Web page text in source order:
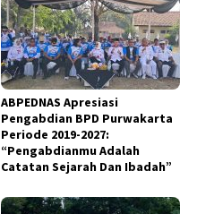
ABPEDNAS Apresiasi
Pengabdian BPD Purwakarta
Periode 2019-2027:
“Pengabdianmu Adalah
Catatan Sejarah Dan Ibadah”